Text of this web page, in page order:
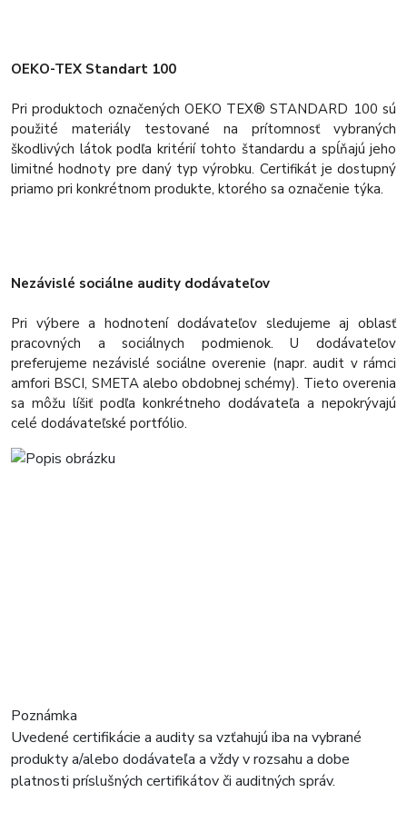
OEKO-TEX Standart 100
Pri produktoch označených OEKO TEX® STANDARD 100 sú
použité materiály testované na prítomnosť vybraných
škodlivých látok podľa kritérií tohto štandardu a spĺňajú jeho
limitné hodnoty pre daný typ výrobku. Certifikát je dostupný
priamo pri konkrétnom produkte, ktorého sa označenie týka.
Nezávislé sociálne audity dodávateľov
Pri výbere a hodnotení dodávateľov sledujeme aj oblasť
pracovných a sociálnych podmienok. U dodávateľov
preferujeme nezávislé sociálne overenie (napr. audit v rámci
amfori BSCI, SMETA alebo obdobnej schémy). Tieto overenia
sa môžu líšiť podľa konkrétneho dodávateľa a nepokrývajú
celé dodávateľské portfólio.
Poznámka
Uvedené certifikácie a audity sa vzťahujú iba na vybrané
produkty a/alebo dodávateľa a vždy v rozsahu a dobe
platnosti príslušných certifikátov či auditných správ.